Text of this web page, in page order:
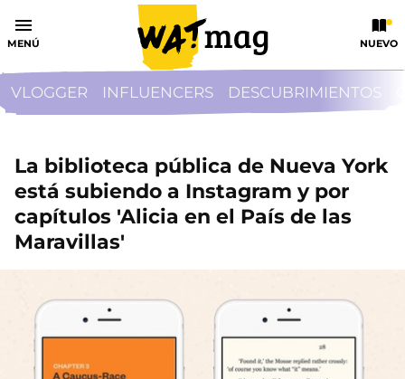
MENÚ NUEVO
VLOGGER INFLUENCERS DESCUBRIMIENTOS
La biblioteca pública de Nueva York
está subiendo a Instagram y por
capítulos 'Alicia en el País de las
Maravillas'